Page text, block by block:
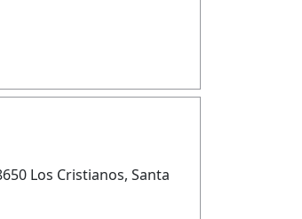
Los Cristianos, Santa